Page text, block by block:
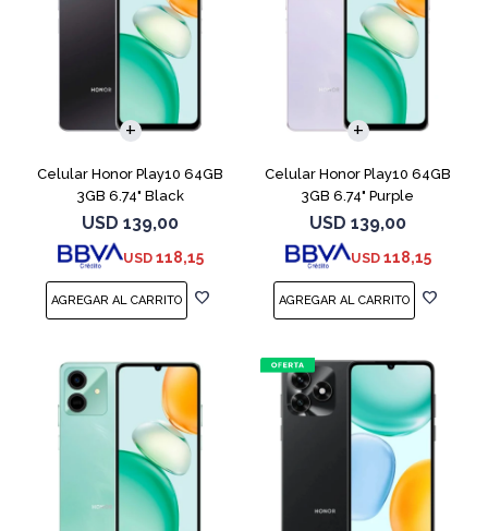
Celular Honor Play10 64GB
3GB 6.74" Black
USD 139,00
USD 118,15
COMPARAR
Celular Honor Play10 64GB
3GB 6.74" Purple
USD 139,00
USD 118,15
COMPARAR
COMPARAR COMPARAR